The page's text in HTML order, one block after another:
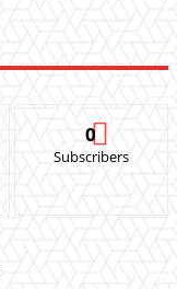
0
Subscribers